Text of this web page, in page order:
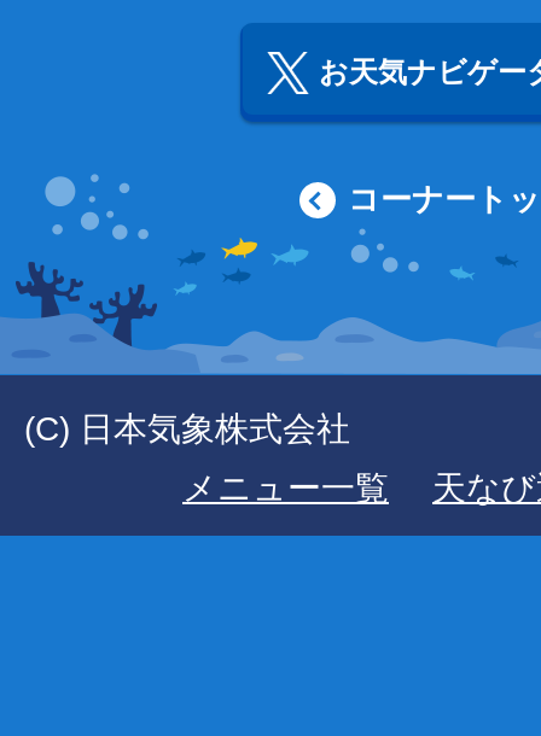
お天気ナビゲー
コーナート
(C) 日本気象株式会社
メニュー一覧
天な